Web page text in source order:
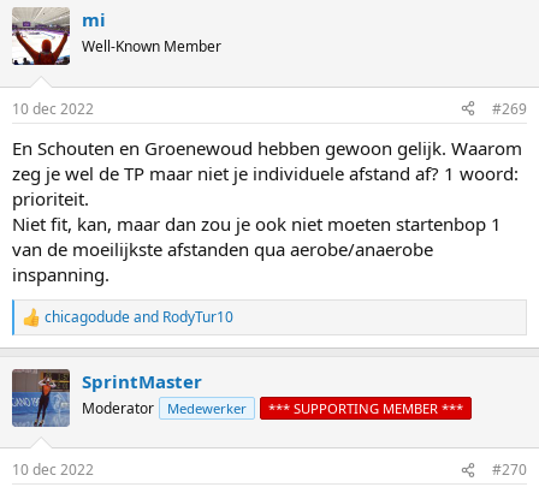
c
t
i
s
mi
Well-Known Member
10 dec 2022 #269
En Schouten en Groenewoud hebben gewoon gelijk. Waarom
zeg je wel de TP maar niet je individuele afstand af? 1 woord:
prioriteit.
Niet fit, kan, maar dan zou je ook niet moeten startenbop 1
van de moeilijkste afstanden qua aerobe/anaerobe
inspanning.
R
e
t
i
s
chicagodudeand RodyTur10
SprintMaster
Moderator Medewerker *** SUPPORTING MEMBER ***
10 dec 2022 #270